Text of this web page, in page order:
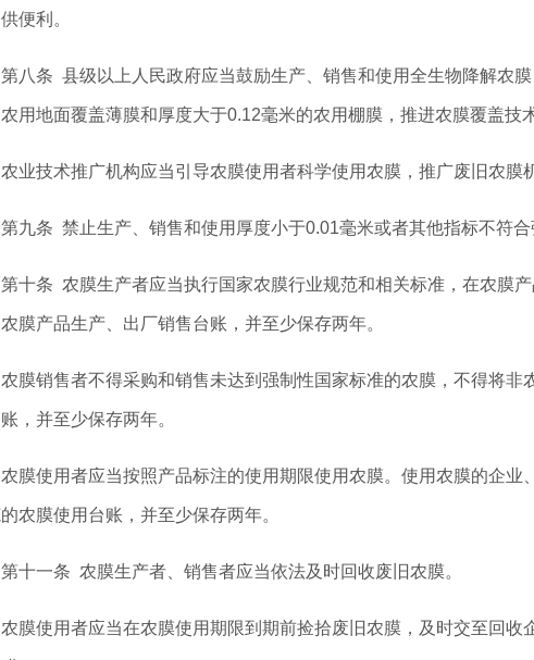
便利。
县级以上人民政府应当鼓励生产、销售和使用全生物降解农膜
用地面覆盖薄膜和厚度大于0.12毫米的农用棚膜，推进农膜覆盖技
术推广机构应当引导农膜使用者科学使用农膜，推广废旧农膜机
禁止生产、销售和使用厚度小于0.01毫米或者其他指标不符合
农膜生产者应当执行国家农膜行业规范和相关标准，在农膜产
膜产品生产、出厂销售台账，并至少保存两年。
售者不得采购和销售未达到强制性国家标准的农膜，不得将非
，并至少保存两年。
用者应当按照产品标注的使用期限使用农膜。使用农膜的企业
农膜使用台账，并至少保存两年。
条 农膜生产者、销售者应当依法及时回收废旧农膜。
用者应当在农膜使用期限到期前捡拾废旧农膜，及时交至回收